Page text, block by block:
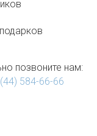
позвоните нам:
584-66-66